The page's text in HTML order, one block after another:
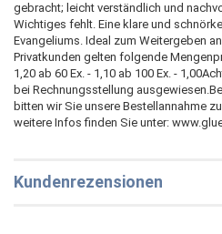
gebracht; leicht verständlich und
Wichtiges fehlt. Eine klare und
Evangeliums. Ideal zum Weitergeben
Privatkunden gelten folgende
1,20 ab 60 Ex. - 1,10 ab 100 Ex. -
bei Rechnungsstellung
bitten wir Sie unsere Bestellannahme
weitere Infos finden Sie unter:
Kundenrezensionen